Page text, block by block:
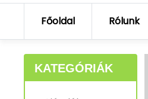
Főoldal Rólunk
KATEGÓRIÁK